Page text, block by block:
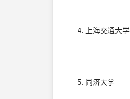
4. 上海交通大学
5. 同济大学